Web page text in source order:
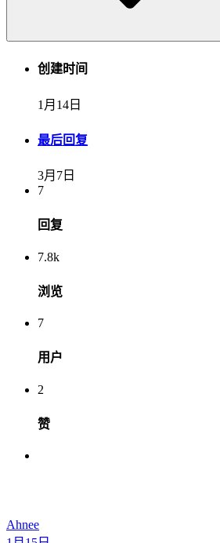
创建时间
1月14日
最后回复
3月7日
7
回复
7.8k
浏览
7
用户
2
赞
Ahnee